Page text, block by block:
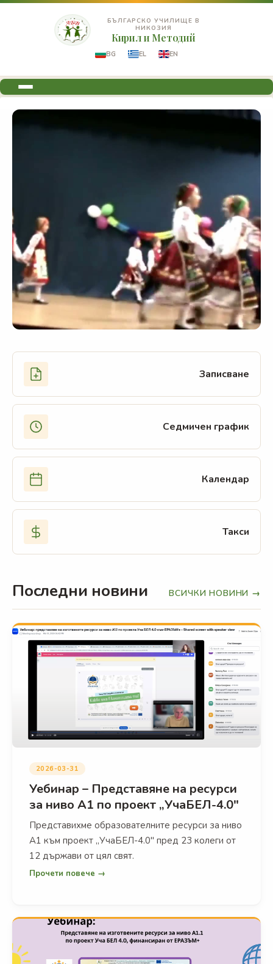
БЪЛГАРСКО УЧИЛИЩЕ В
НИКОЗИЯ
Кирил и Методий
BG EL EN
Българско училище в
Никозия, Кипър
Обучение по български език, литература, история
и география за деца от 5 години до 12. клас
Записване
Записване
Седмичен график
Календар
Такси
Последни новини ВСИЧКИ НОВИНИ →
2026-03-31
Уебинар – Представяне на ресурси
за ниво А1 по проект „УчаБЕЛ-4.0"
Представихме образователните ресурси за ниво
А1 към проект „УчаБЕЛ-4.0" пред 23 колеги от
12 държави от цял свят.
Прочети повече →